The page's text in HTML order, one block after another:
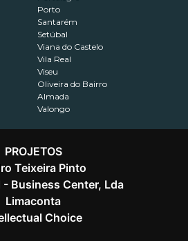
Porto
Santarém
Setúbal
Viana do Castelo
Vila Real
Viseu
Oliveira do Bairro
Almada
Valongo
Política de Privacidade
PROJETOS
Teixeira Pinto
Business Center, Lda
Limaconta
Choice